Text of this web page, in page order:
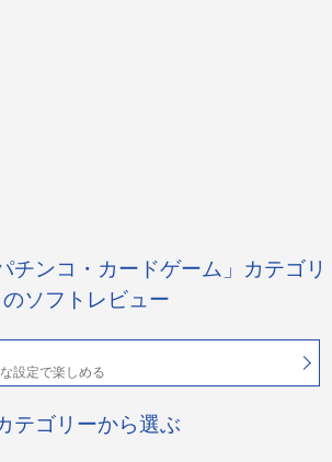
チンコ・カードゲーム」カテゴリ
のソフトレビュー
設定で楽しめる
テゴリーから選ぶ